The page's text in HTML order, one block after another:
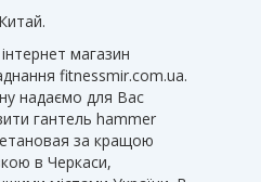
магазин
fitnessmir.com.ua.
надаємо для Вас
гантель hammer
за кращою
в Черкаси,